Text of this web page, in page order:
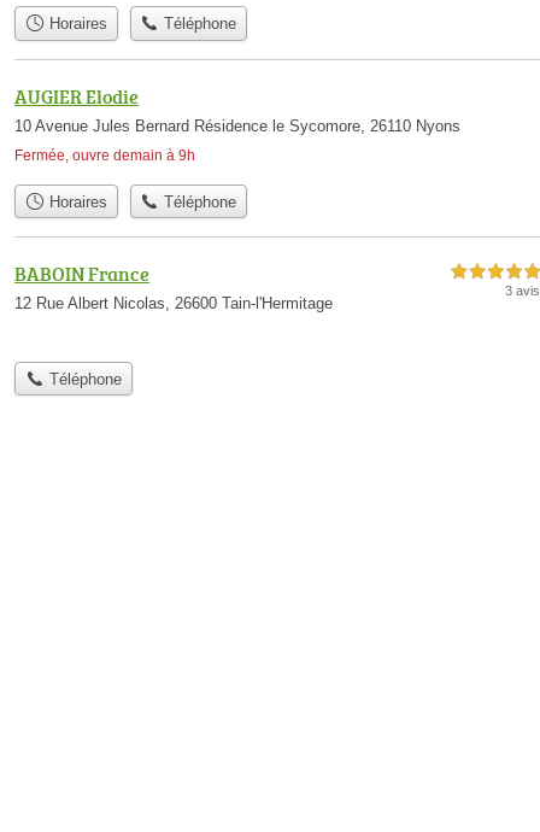
Horaires Téléphone
AUGIER Elodie
10 Avenue Jules Bernard Résidence le Sycomore, 26110 Nyons
Fermée, ouvre demain à 9h
Horaires Téléphone
BABOIN France
12 Rue Albert Nicolas, 26600 Tain-l'Hermitage
5,0 étoiles sur 5
3 avis
Téléphone